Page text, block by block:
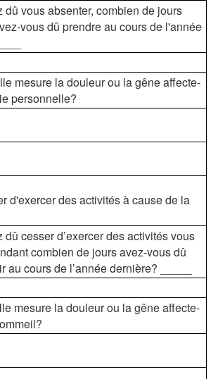
dû vous absenter, combien de jours
vous dû prendre au cours de l'année
mesure la douleur ou la gêne affecte-
personnelle?
d'exercer des activités à cause de la
dû cesser d’exercer des activités vous
combien de jours avez-vous dû
au cours de l’année dernière? _____
mesure la douleur ou la gêne affecte-